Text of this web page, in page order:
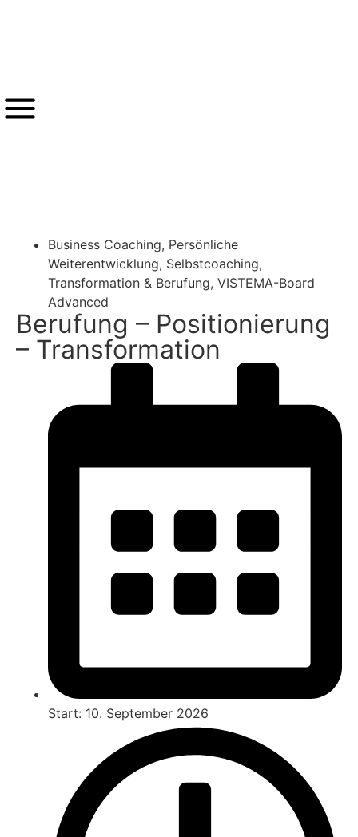
Business Coaching, Persönliche
Weiterentwicklung, Selbstcoaching,
Transformation & Berufung, VISTEMA-Board
Advanced
Berufung – Positionierung
– Transformation
Start: 10. September 2026